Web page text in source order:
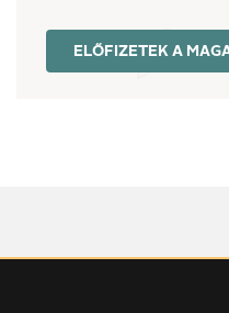
ELŐFIZETEK A